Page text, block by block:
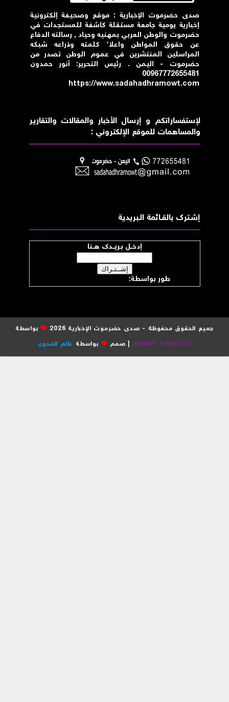
صدى حضرموت الإخبارية : موقع وصحيفة إلكترونية
إخبارية يومية جامعة مستقلة كاشفة للمستجدات في
حضرموت والوطن العربي بمهنيه وحياد , رسالته الدفاع
عن حقوق المواطن واعلاء كلمته وذراعه شبكه
المراسلين المنتشرين في عموم الوطن تصدر من
حضرموت - اليمن . رئيس التحرير: أنور حمدون
00967772655481
https://www.sadahadhramowt.com
لإستفساراتكم و إرسال الأخبار والمقالات والتقارير
والمساهمات للموقع الإلكتروني :
إشــترك بالقـــائمة الــبريدية
إدخــل بـريــدك هــنا
طور بواسطة:موقع صدى حضرموت
جميع الحقوق محفوظة - صدى حضرموت الإخبارية 2026
بواسطة
ANWAR HAMDON| صمم بواسطةعالم المدون